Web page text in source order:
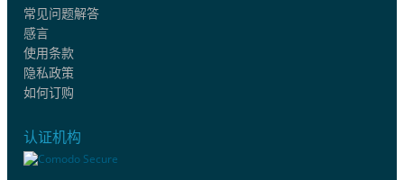
常见问题解答
感言
使用条款
隐私政策
如何订购
认证机构